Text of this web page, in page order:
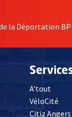
la Déportation BP
A'tout
VéloCité
Citiz Angers